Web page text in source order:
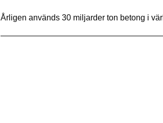
Årligen används 30 miljarder ton betong i